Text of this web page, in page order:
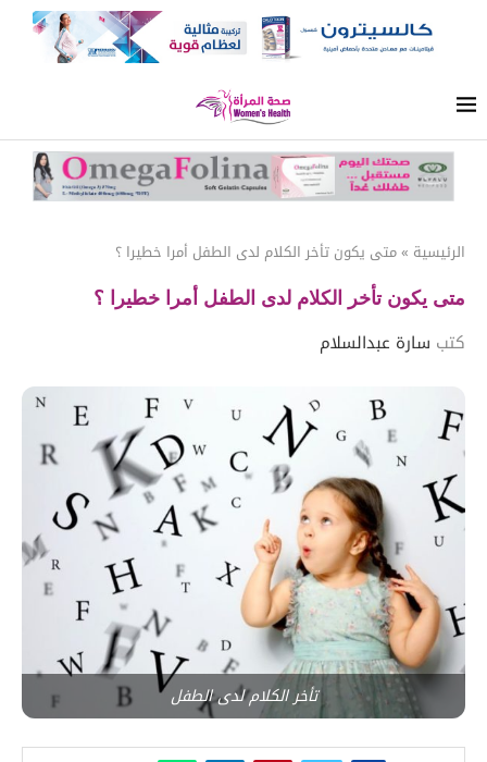
الرئيسية »متى يكون تأخر الكلام لدى الطفل أمرا خطيرا ؟
متى يكون تأخر الكلام لدى الطفل أمرا خطيرا ؟
كتب سارة عبدالسلام
تأخر الكلام لدى الطفل